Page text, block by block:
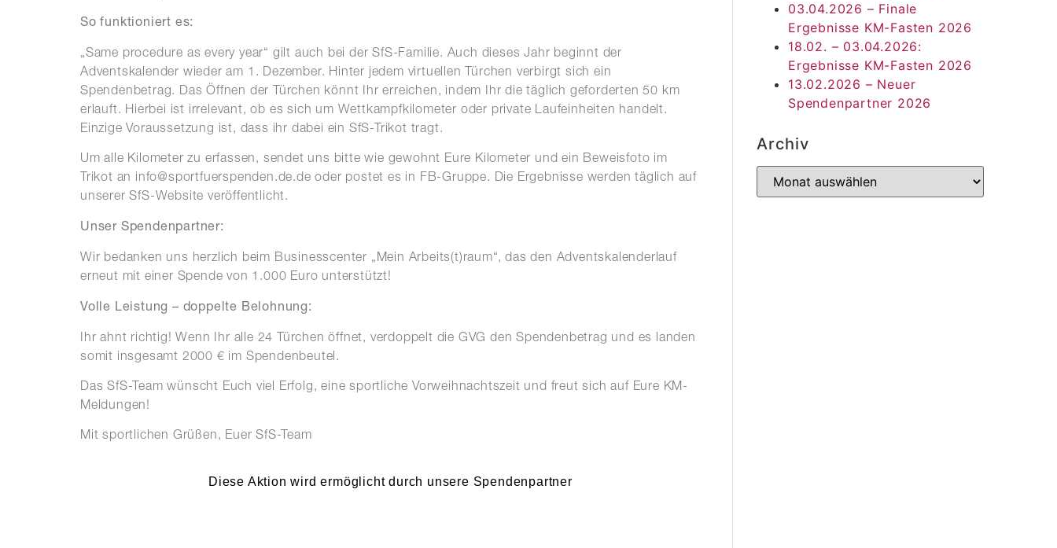
So funktioniert es:
„Same procedure as every year“ gilt auch bei der SfS-Familie. Auch dieses Jahr beginnt der
Adventskalender wieder am 1. Dezember. Hinter jedem virtuellen Türchen verbirgt sich ein
Spendenbetrag. Das Öffnen der Türchen könnt Ihr erreichen, indem Ihr die täglich geforderten 50 km
erlauft. Hierbei ist irrelevant, ob es sich um Wettkampfkilometer oder private Laufeinheiten handelt.
Einzige Voraussetzung ist, dass ihr dabei ein SfS-Trikot tragt.
Um alle Kilometer zu erfassen, sendet uns bitte wie gewohnt Eure Kilometer und ein Beweisfoto im
Trikot an info@sportfuerspenden.de.de oder postet es in FB-Gruppe. Die Ergebnisse werden täglich auf
unserer SfS-Website veröffentlicht.
Unser Spendenpartner:
Wir bedanken uns herzlich beim Businesscenter „Mein Arbeits(t)raum“, das den Adventskalenderlauf
erneut mit einer Spende von 1.000 Euro unterstützt!
Volle Leistung – doppelte Belohnung:
Ihr ahnt richtig! Wenn Ihr alle 24 Türchen öffnet, verdoppelt die GVG den Spendenbetrag und es landen
somit insgesamt 2000 € im Spendenbeutel.
Das SfS-Team wünscht Euch viel Erfolg, eine sportliche Vorweihnachtszeit und freut sich auf Eure KM-
Meldungen!
Mit sportlichen Grüßen, Euer SfS-Team
Diese Aktion wird ermöglicht durch unsere Spendenpartner
03.04.2026 – Finale
Ergebnisse KM-Fasten 2026
18.02. – 03.04.2026:
Ergebnisse KM-Fasten 2026
13.02.2026 – Neuer
Spendenpartner 2026
Archiv